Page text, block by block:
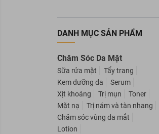
DANH MỤC SẢN PHẨM
Chăm Sóc Da Mặt
Sữa rửa mặt
Tẩy trang
Kem dưỡng da
Serum
Xịt khoáng
Trị mụn
Toner
Mặt nạ
Trị nám và tàn nhang
Chăm sóc vùng da mắt
Lotion